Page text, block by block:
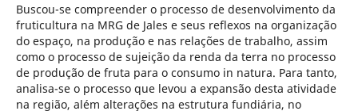
Buscou-se compreender o processo de desenvolvimento da
fruticultura na MRG de Jales e seus reflexos na organização
do espaço, na produção e nas relações de trabalho, assim
como o processo de sujeição da renda da terra no processo
de produção de fruta para o consumo in natura. Para tanto,
analisa-se o processo que levou a expansão desta atividade
na região, além alterações na estrutura fundiária, no